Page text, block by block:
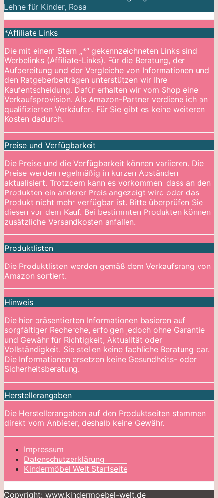
Lehne für Kinder, Rosa
*Affiliate Links
Die mit einem Stern „*“ gekennzeichneten Links sind
Werbelinks (Affiliate-Links). Für die Beratung, der
Aufbereitung und der Vergleiche von Informationen und
den Ratgeberbeiträgen unterstützen wir Ihre
Kaufentscheidung. Dafür erhalten wir vom Shop eine
Verkaufsprovision. Als Amazon-Partner verdiene ich an
qualifizierten Verkäufen. Für Sie gibt es keine weiteren
Kosten dadurch.
Preise und Verfügbarkeit
Die Preise und die Verfügbarkeit können variieren. Die
Preise werden regelmäßig in kurzen Abständen
aktualisiert. Trotzdem kann es vorkommen, dass an den
Produkten ein anderer Preis angezeigt wird oder das
Produkt nicht mehr verfügbar ist. Bitte überprüfen Sie
diesen vor dem Kauf. Bei bestimmten Produkten können
zusätzliche Versandkosten anfallen.
Produktlisten
Die Produktlisten werden gemäß dem Verkaufsrang von
Amazon sortiert.
Hinweis
Die hier präsentierten Informationen basieren auf
sorgfältiger Recherche, erfolgen jedoch ohne Garantie
und Gewähr für Richtigkeit, Aktualität oder
Vollständigkeit. Sie stellen keine fachliche Beratung dar.
Die Informationen ersetzen keine Gesundheits- oder
Sicherheitsberatung.
Herstellerangaben
Die Herstellerangaben auf den Produktseiten stammen
direkt vom Anbieter, deshalb keine Gewähr.
Impressum
Datenschutzerklärung
Kindermöbel Welt Startseite
Copyright: www.kindermoebel-welt.de